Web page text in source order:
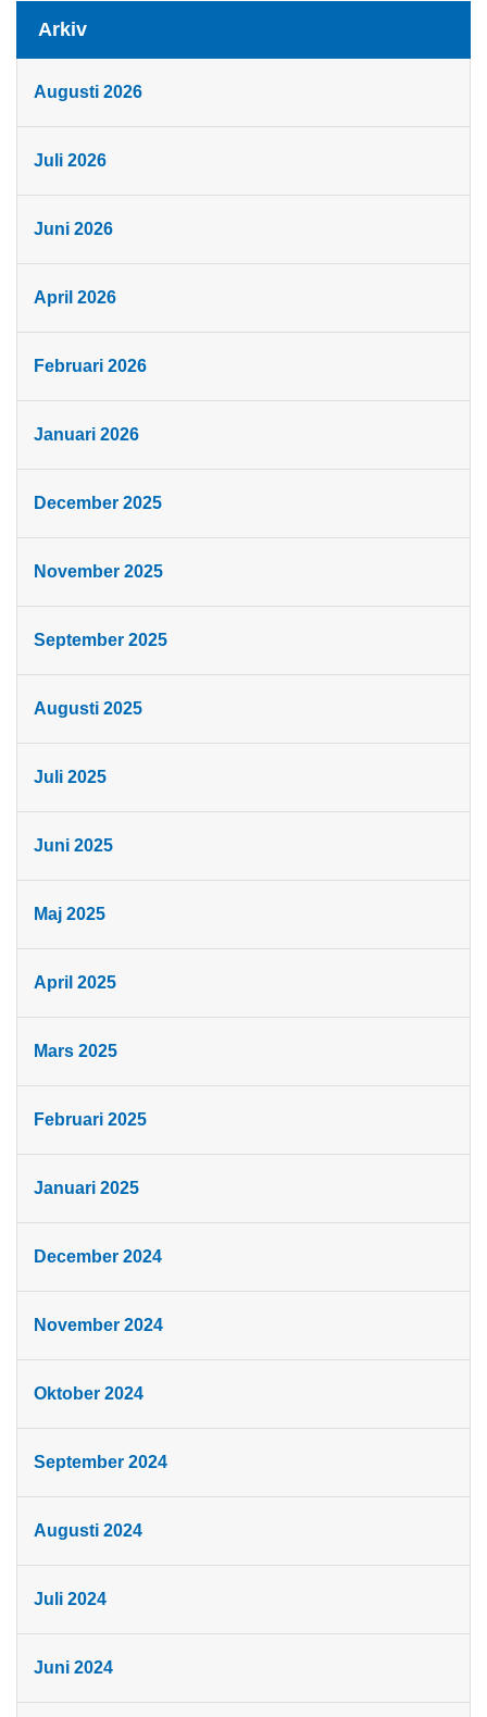
Arkiv
Augusti 2026
Juli 2026
Juni 2026
April 2026
Februari 2026
Januari 2026
December 2025
November 2025
September 2025
Augusti 2025
Juli 2025
Juni 2025
Maj 2025
April 2025
Mars 2025
Februari 2025
Januari 2025
December 2024
November 2024
Oktober 2024
September 2024
Augusti 2024
Juli 2024
Juni 2024